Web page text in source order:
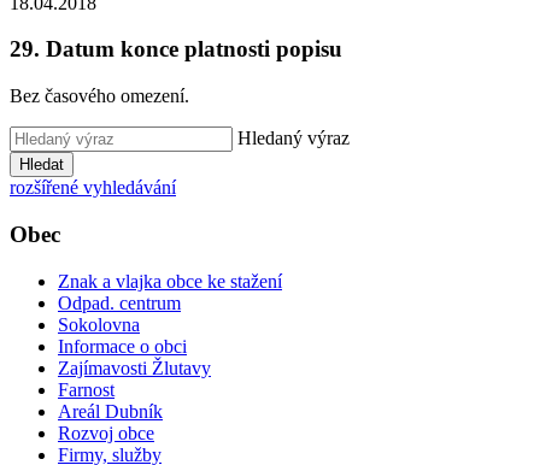
29. Datum konce platnosti popisu
Bez časového omezení.
Hledaný výraz
Hledat
rozšířené vyhledávání
Obec
Znak a vlajka obce ke stažení
Odpad. centrum
Sokolovna
Informace o obci
Zajímavosti Žlutavy
Farnost
Areál Dubník
Rozvoj obce
Firmy, služby